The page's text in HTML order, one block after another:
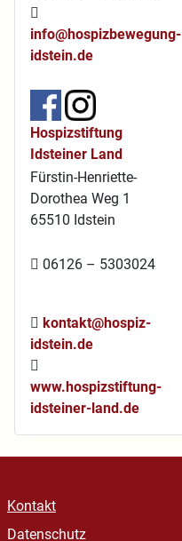
info@hospizbewegung-
idstein.de
Hospizstiftung
Idsteiner Land
Fürstin-Henriette-
Dorothea Weg 1
65510 Idstein
06126 – 5303024
kontakt@hospiz-
idstein.de
www.hospizstiftung-
idsteiner-land.de
Kontakt
Datenschutz